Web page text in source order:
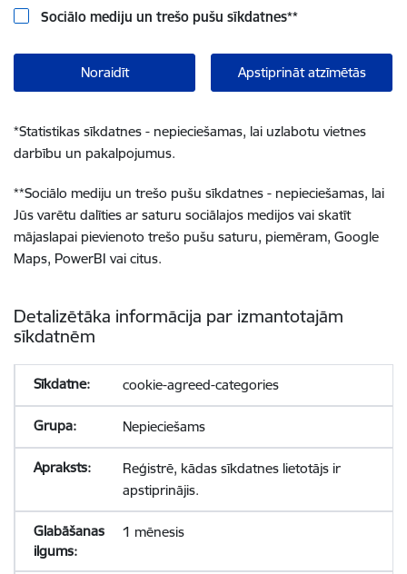
Sociālo mediju un trešo pušu sīkdatnes**
Noraidīt Apstiprināt atzīmētās
*Statistikas sīkdatnes - nepieciešamas, lai uzlabotu vietnes
darbību un pakalpojumus.
**Sociālo mediju un trešo pušu sīkdatnes - nepieciešamas, lai
Jūs varētu dalīties ar saturu sociālajos medijos vai skatīt
mājaslapai pievienoto trešo pušu saturu, piemēram, Google
Maps, PowerBI vai citus.
Detalizētāka informācija par izmantotajām
sīkdatnēm
cookie-agreed-categories
Nepieciešams
Reģistrē, kādas sīkdatnes lietotājs ir
apstiprinājis.
1 mēnesis